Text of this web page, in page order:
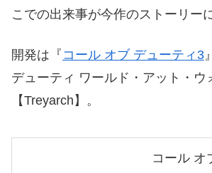
こでの出来事が今作のストーリー
開発は『 コール オブ デューティ3
デューティ ワールド・アット・ウ
【Treyarch】。
コール オ